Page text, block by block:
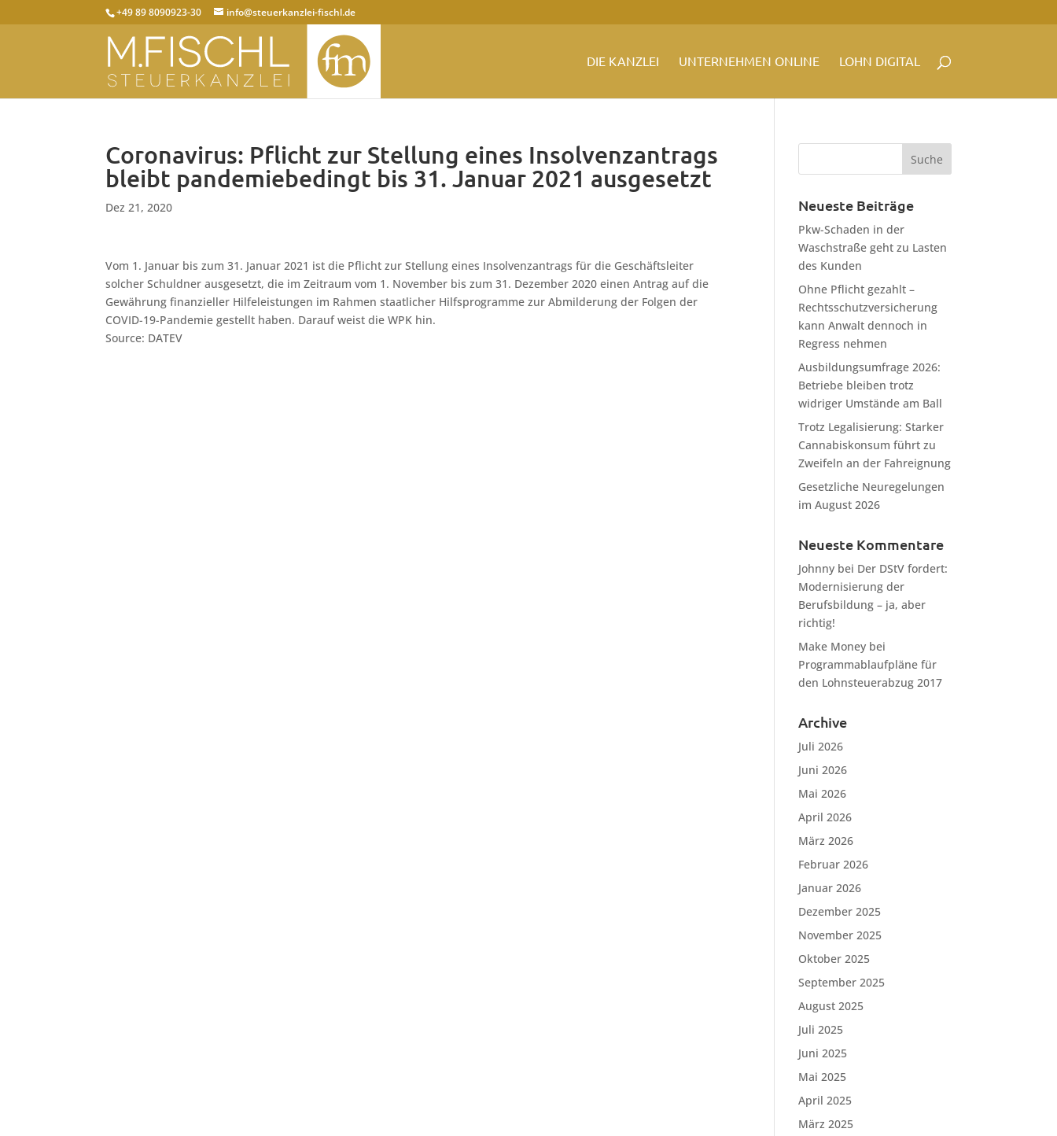
+49 89 8090923-30 info@steuerkanzlei-fischl.de
DIE KANZLEI UNTERNEHMEN ONLINE LOHN DIGITAL
Coronavirus: Pflicht zur Stellung eines Insolvenzantrags
bleibt pandemiebedingt bis 31. Januar 2021 ausgesetzt
Dez 21, 2020
Vom 1. Januar bis zum 31. Januar 2021 ist die Pflicht zur Stellung eines Insolvenzantrags für die Geschäftsleiter
solcher Schuldner ausgesetzt, die im Zeitraum vom 1. November bis zum 31. Dezember 2020 einen Antrag auf die
Gewährung finanzieller Hilfeleistungen im Rahmen staatlicher Hilfsprogramme zur Abmilderung der Folgen der
COVID-19-Pandemie gestellt haben. Darauf weist die WPK hin.
Source: DATEV
Neueste Beiträge
Pkw-Schaden in der
Waschstraße geht zu Lasten
des Kunden
Ohne Pflicht gezahlt –
Rechtsschutzversicherung
kann Anwalt dennoch in
Regress nehmen
Ausbildungsumfrage 2026:
Betriebe bleiben trotz
widriger Umstände am Ball
Trotz Legalisierung: Starker
Cannabiskonsum führt zu
Zweifeln an der Fahreignung
Gesetzliche Neuregelungen
im August 2026
Neueste Kommentare
Johnny bei Der DStV fordert:
Modernisierung der
Berufsbildung – ja, aber
richtig!
Make Money bei
Programmablaufpläne für
den Lohnsteuerabzug 2017
Archive
Juli 2026
Juni 2026
Mai 2026
April 2026
März 2026
Februar 2026
Januar 2026
Dezember 2025
November 2025
Oktober 2025
September 2025
August 2025
Juli 2025
Juni 2025
Mai 2025
April 2025
März 2025